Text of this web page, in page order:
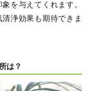
を与えてくれます。
浄効果も期待できま
は？